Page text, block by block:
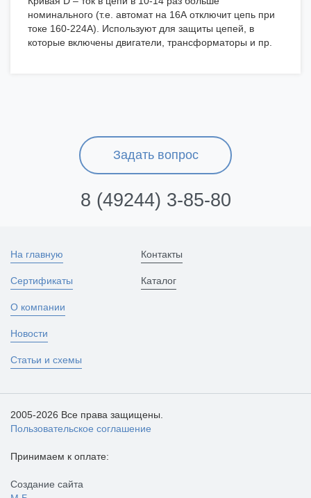
номинального (т.е. автомат на 16А отключит цепь при
токе 160-224А). Используют для защиты цепей, в
которые включены двигатели, трансформаторы и пр.
Задать вопрос
8 (49244) 3-85-80
На главную
Сертификаты
О компании
Новости
Статьи и схемы
Контакты
Каталог
2005-2026 Все права защищены.
Пользовательское соглашение
Принимаем к оплате:
Создание сайта